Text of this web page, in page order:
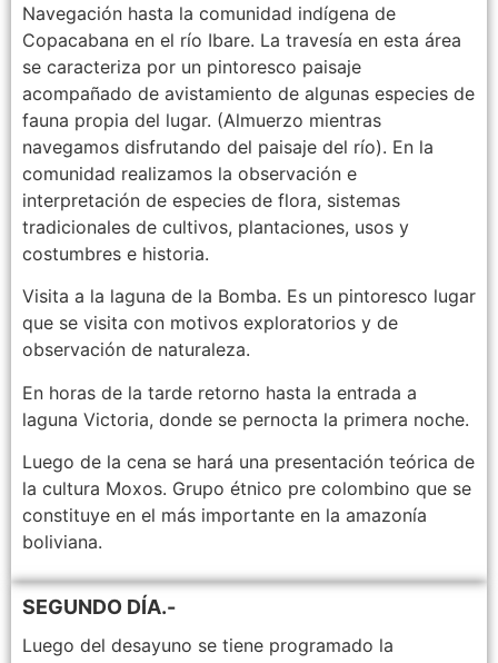
Navegación hasta la comunidad indígena de
Copacabana en el río Ibare. La travesía en esta área
se caracteriza por un pintoresco paisaje
acompañado de avistamiento de algunas especies de
fauna propia del lugar. (Almuerzo mientras
navegamos disfrutando del paisaje del río). En la
comunidad realizamos la observación e
interpretación de especies de flora, sistemas
tradicionales de cultivos, plantaciones, usos y
costumbres e historia.
Visita a la laguna de la Bomba. Es un pintoresco lugar
que se visita con motivos exploratorios y de
observación de naturaleza.
En horas de la tarde retorno hasta la entrada a
laguna Victoria, donde se pernocta la primera noche.
Luego de la cena se hará una presentación teórica de
la cultura Moxos. Grupo étnico pre colombino que se
constituye en el más importante en la amazonía
boliviana.
SEGUNDO DÍA.-
Luego del desayuno se tiene programado la